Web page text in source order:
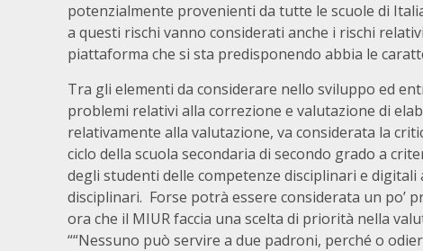
potenzialmente provenienti da tutte le scuole di
a questi rischi vanno considerati anche i rischi
piattaforma che si sta predisponendo abbia le
Tra gli elementi da considerare nello sviluppo ed
problemi relativi alla correzione e valutazione di
relativamente alla valutazione, va considerata la
ciclo della scuola secondaria di secondo grado a
degli studenti delle competenze disciplinari e
disciplinari. Forse potrà essere considerata un po’
ora che il MIUR faccia una scelta di priorità nella
““Nessuno può servire a due padroni, perché o